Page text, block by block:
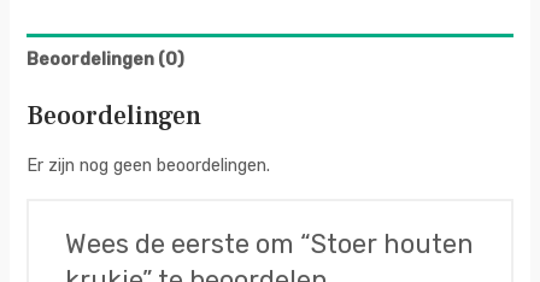
Beoordelingen (0)
Beoordelingen
Er zijn nog geen beoordelingen.
Wees de eerste om “Stoer houten